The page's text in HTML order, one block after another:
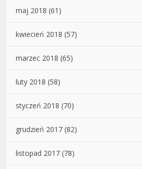
maj 2018 (61)
kwiecień 2018 (57)
marzec 2018 (65)
luty 2018 (58)
styczeń 2018 (70)
grudzień 2017 (82)
listopad 2017 (78)